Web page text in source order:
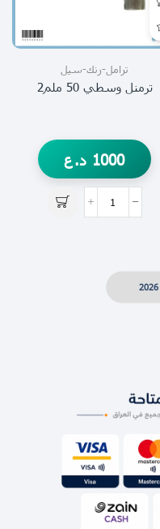
ترامل-رنك-سيل
ترمنل وسطي 50 ملم2
1000 د.ع